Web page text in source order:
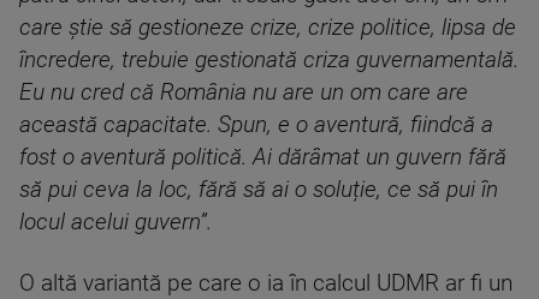
care știe să gestioneze crize, crize politice, lipsa de
încredere, trebuie gestionată criza guvernamentală.
Eu nu cred că România nu are un om care are
această capacitate. Spun, e o aventură, fiindcă a
fost o aventură politică. Ai dărâmat un guvern fără
să pui ceva la loc, fără să ai o soluție, ce să pui în
locul acelui guvern”.
O altă variantă pe care o ia în calcul UDMR ar fi un